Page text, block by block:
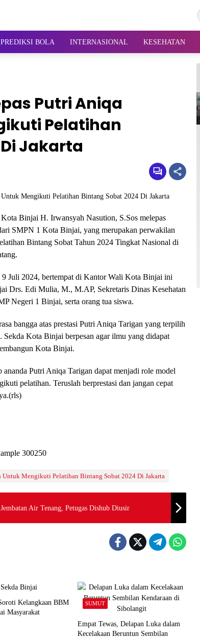
PREDIKSI BOLA INTERNASIONAL KESEHATAN
Putri Aniqa
Pelatihan
Jakarta
Binjai H. Irwansyah Nasution, S.Sos melepas
SMPN 1 Kota Binjai, yang merupakan perwakilan
Bintang Sobat Tahun 2024 Tingkat Nasional di
9 Juli 2024, bertempat di Kantor Wali Kota Binjai ini
Drs. Edi Mulia, M., M.AP, Sekretaris Dinas Kesehatan
Negeri 1 Binjai, serta orang tua siswa.
bangga atas prestasi Putri Aniqa Tarigan yang terpilih
Kota Binjai berpesan agar ilmu yang didapat
Kota Binjai.
ananda Putri Aniqa Tarigan dapat menjadi role model
pelatihan. Teruslah berprestasi dan jangan cepat
Mengikuti Pelatihan Bintang Sobat 2024 Di Jakarta
Air Tenang, Petugas Dishub Diusir
Kelangkaan BBM
Masyarakat
SUMUT
Empat Tewas, Delapan Luka dalam
Kecelakaan Beruntun Sembilan